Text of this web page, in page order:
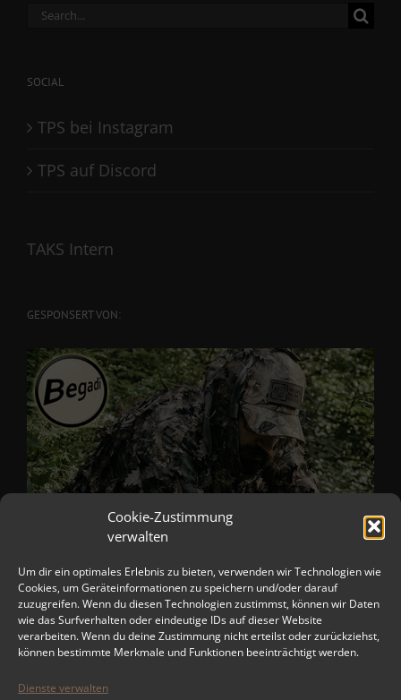
Cookie-Zustimmung
verwalten
Um dir ein optimales Erlebnis zu bieten, verwenden wir Technologien wie
Cookies, um Geräteinformationen zu speichern und/oder darauf
zuzugreifen. Wenn du diesen Technologien zustimmst, können wir Daten
wie das Surfverhalten oder eindeutige IDs auf dieser Website
verarbeiten. Wenn du deine Zustimmung nicht erteilst oder zurückziehst,
können bestimmte Merkmale und Funktionen beeinträchtigt werden.
Dienste verwalten
Search
SOCIAL
TPS bei Instagram
TPS auf Discord
TAKS Intern
GESPONSERT VON: